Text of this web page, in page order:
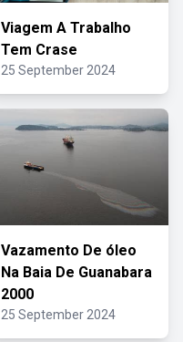
Viagem A Trabalho
Tem Crase
25 September 2024
Vazamento De óleo
Na Baia De Guanabara
2000
25 September 2024